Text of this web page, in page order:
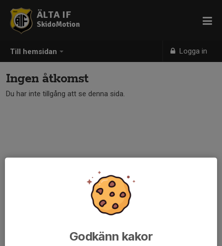
Till hemsidan Logga in
ÄLTA IF
SkidoMotion
Ingen åtkomst
Du har inte tillgång att se denna sida.
Godkänn kakor